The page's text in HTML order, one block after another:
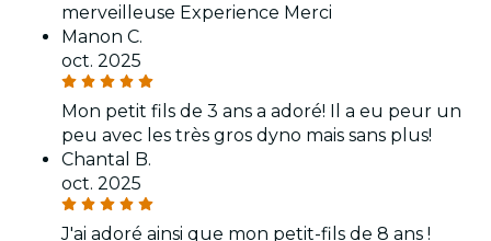
merveilleuse Experience Merci
Manon C.
oct. 2025
Mon petit fils de 3 ans a adoré! Il a eu peur un
peu avec les très gros dyno mais sans plus!
Chantal B.
oct. 2025
J'ai adoré ainsi que mon petit-fils de 8 ans !